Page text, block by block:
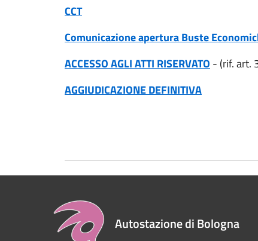
CCT
Comunicazione apertura Buste
ACCESSO AGLI ATTI RISERVATO - (rif.art.
AGGIUDICAZIONE DEFINITIVA
Autostazione di Bologna